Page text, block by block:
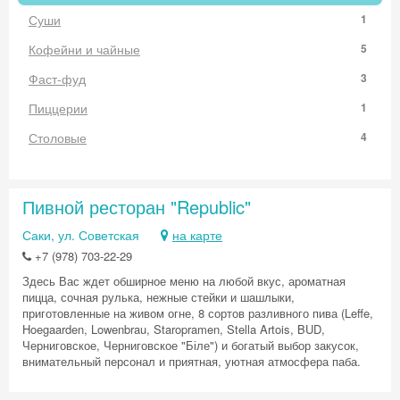
Суши 1
Кофейни и чайные 5
Фаст-фуд 3
Пиццерии 1
Столовые 4
Пивной ресторан "Republic"
Саки, ул. Советская на карте
+7 (978) 703-22-29
Здесь Вас ждет обширное меню на любой вкус, ароматная
пицца, сочная рулька, нежные стейки и шашлыки,
приготовленные на живом огне, 8 сортов разливного пива (Leffe,
Hoegaarden, Lowenbrau, Staropramen, Stella Artois, BUD,
Черниговское, Черниговское "Біле") и богатый выбор закусок,
внимательный персонал и приятная, уютная атмосфера паба.